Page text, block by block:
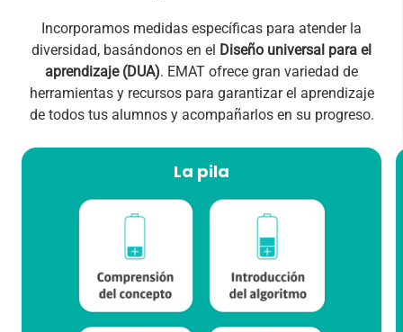
Incorporamos medidas específicas para atender la
diversidad, basándonos en el Diseño universal para el
aprendizaje (DUA). EMAT ofrece gran variedad de
herramientas y recursos para garantizar el aprendizaje
de todos tus alumnos y acompañarlos en su progreso.
La pila
Los cuatro momentos del aprendizaje de las
las actividades.
SABER MÁS